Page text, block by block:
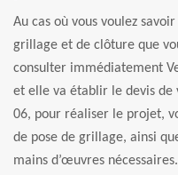
Au cas où vous voulez
grillage et de clôture que
consulter immédiatement
et elle va établir le devis
06, pour réaliser le projet,
de pose de grillage, ainsi
mains d’œuvres